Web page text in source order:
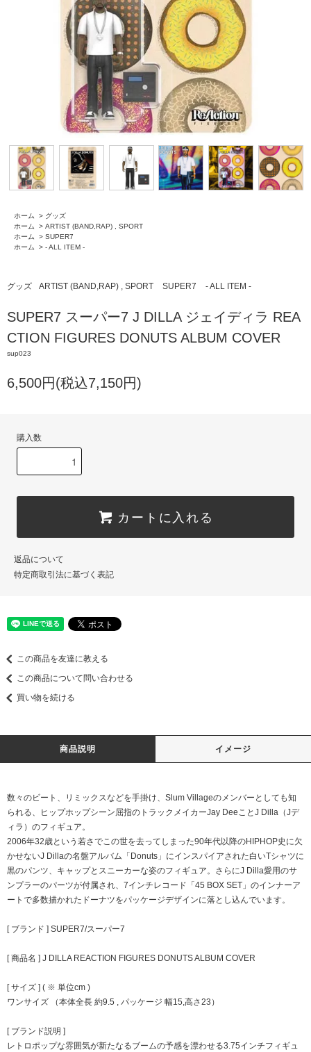
ホーム > グッズ
ホーム
> ARTIST (BAND,RAP) , SPORT
ホーム
> SUPER7
ホーム
> - ALL ITEM -
グッズ ARTIST (BAND,RAP) , SPORT SUPER7 - ALL ITEM -
SUPER7 スーパー7 J DILLA ジェイディラ REA
CTION FIGURES DONUTS ALBUM COVER
sup023
6,500円(税込7,150円)
購入数
カートに入れる
返品について
特定商取引法に基づく表記
この商品を友達に教える
この商品について問い合わせる
買い物を続ける
商品説明 イメージ
数々のビート、リミックスなどを手掛け、Slum Villageのメンバーとしても知
られる、ヒップホップシーン屈指のトラックメイカーJay DeeことJ Dilla（Jデ
ィラ）のフィギュア。
2006年32歳という若さでこの世を去ってしまった90年代以降のHIPHOP史に欠
かせないJ Dillaの名盤アルバム「Donuts」にインスパイアされた白いTシャツに
黒のパンツ、キャップとスニーカーな姿のフィギュア。さらにJ Dilla愛用のサ
ンプラーのパーツが付属され、7インチレコード「45 BOX SET」のインナーア
ートで多数描かれたドーナツをパッケージデザインに落とし込んでいます。
[ ブランド ] SUPER7/スーパー7
[ 商品名 ] J DILLA REACTION FIGURES DONUTS ALBUM COVER
[ サイズ ] ( ※ 単位cm )
ワンサイズ （本体全長 約9.5 , パッケージ 幅15,高さ23）
[ ブランド説明 ]
レトロポップな雰囲気が新たなるブームの予感を漂わせる3.75インチフィギュ